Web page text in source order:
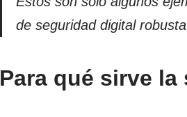
de seguridad digital
Para qué sirve